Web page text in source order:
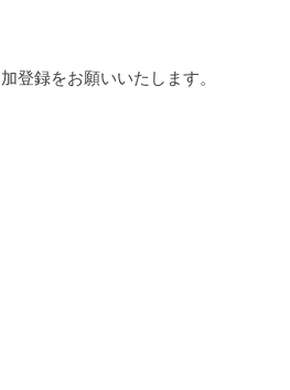
登録をお願いいたします。